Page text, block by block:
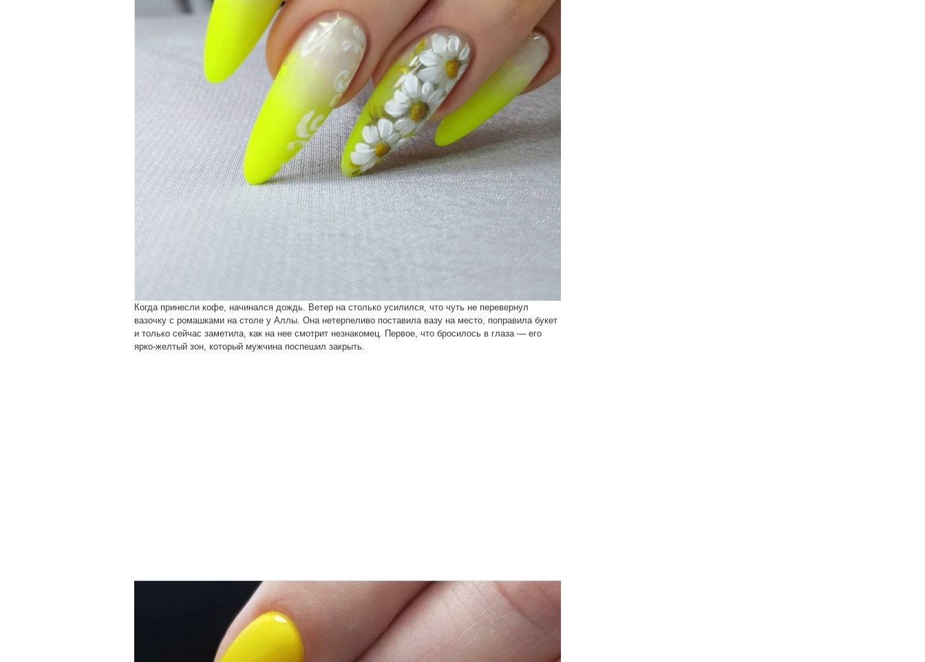
Когда принесли кофе, начинался дождь. Ветер на столько усилился, что чуть не перевернул
вазочку с ромашками на столе у Аллы. Она нетерпеливо поставила вазу на место, поправила букет
и только сейчас заметила, как на нее смотрит незнакомец. Первое, что бросилось в глаза — его
ярко-желтый зон, который мужчина поспешил закрыть.